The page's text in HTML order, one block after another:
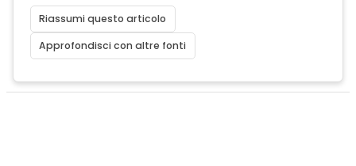
Riassumi questo articolo
Approfondisci con altre fonti